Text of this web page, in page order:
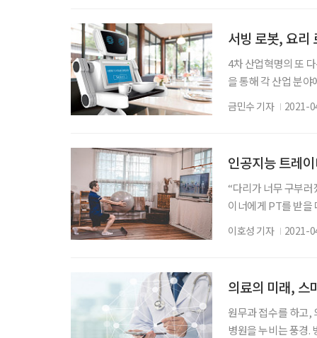
서빙 로봇, 요리
4차 산업혁명의 또
을 통해 각 산업 분
를 조금씩 채워가
다. 도움 베어로보
금민수 기자 2021-
인공지능 트레
“다리가 너무 구부
이너에게 PT를 받을
이 제대로 됐는지
홈트’(홈트레이닝)
이호성 기자 2021-
의료의 미래, 스
원무과 접수를 하고,
병원을 누비는 풍경.